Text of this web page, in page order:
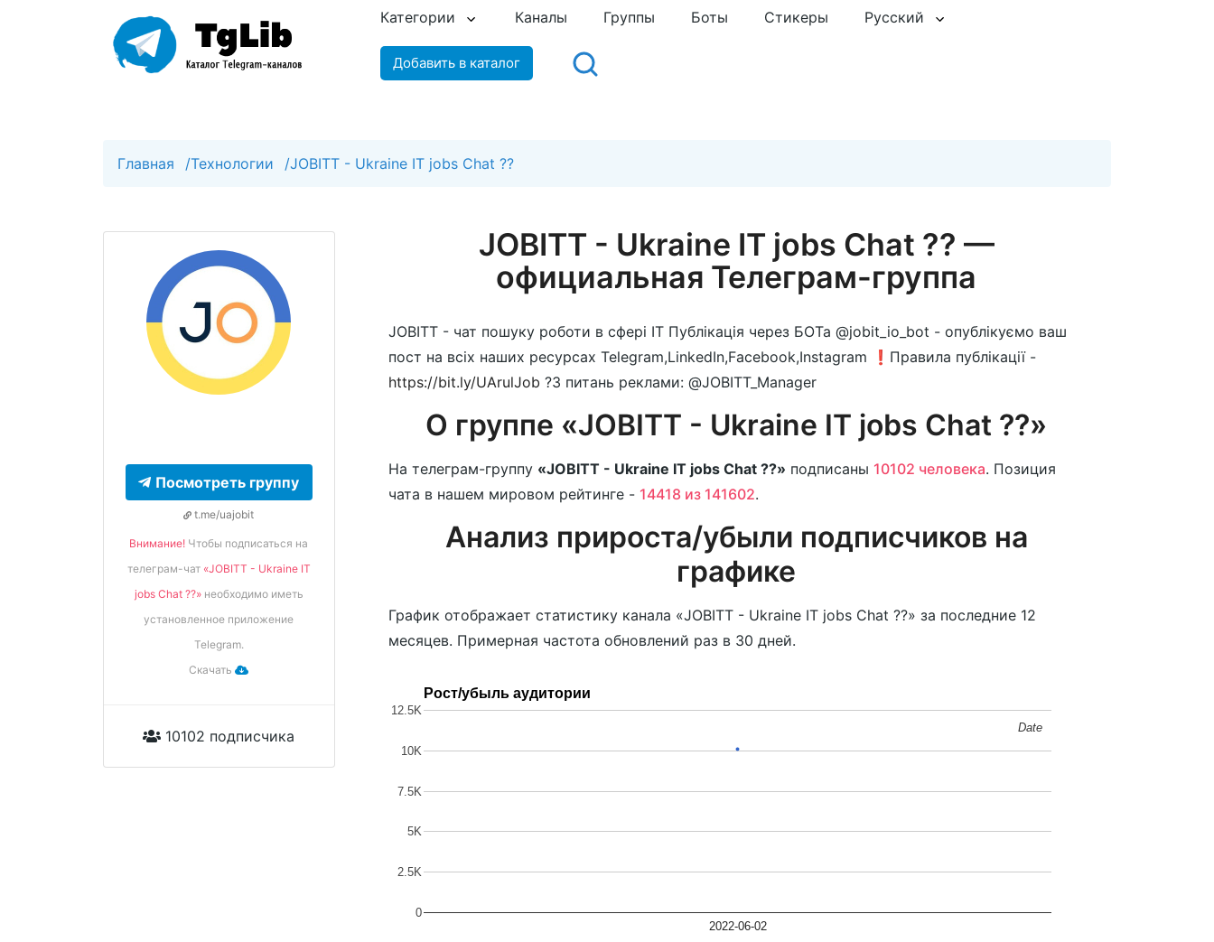
Категории Каналы Группы Боты Стикеры Русский
Добавить в каталог
Главная /Технологии /JOBITT - Ukraine IT jobs Chat ??
Посмотреть группу
t.me/uajobit
Внимание! Чтобы подписаться на
телеграм-чат «JOBITT - Ukraine IT
jobs Chat ??»необходимо иметь
установленное приложение
Telegram.
Скачать
10102 подписчика
JOBITT - Ukraine IT jobs Chat ?? —
официальная Телеграм-группа
JOBITT - чат пошуку роботи в сфері IT Публікація через БОТа @jobit_io_bot - опублікуємо ваш
пост на всіх наших ресурсах Telegram,LinkedIn,Facebook,Instagram ❗️Правила публікації -
https://bit.ly/UArulJob ?З питань реклами: @JOBITT_Manager
О группе «JOBITT - Ukraine IT jobs Chat ??»
На телеграм-группу «JOBITT - Ukraine IT jobs Chat ??» подписаны 10102 человека. Позиция
чата в нашем мировом рейтинге - 14418 из 141602.
Анализ прироста/убыли подписчиков на
графике
График отображает статистику канала «JOBITT - Ukraine IT jobs Chat ??» за последние 12
месяцев. Примерная частота обновлений раз в 30 дней.
Рост/убыль аудитории
2022-06-02
0
2.5K
5K
7.5K
10K
12.5K
Date
Date